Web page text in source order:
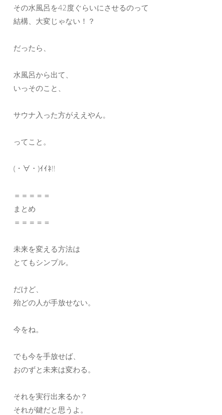
その水風呂を42度ぐらいにさせるのって
結構、大変じゃない！？
だったら、
水風呂から出て、
いっそのこと、
サウナ入った方がええやん。
ってこと。
(・∀・)ｲｲﾈ!!
＝＝＝＝＝
まとめ
＝＝＝＝＝
未来を変える方法は
とてもシンプル。
だけど、
殆どの人が手放せない。
今をね。
でも今を手放せば、
おのずと未来は変わる。
それを実行出来るか？
それが鍵だと思うよ。